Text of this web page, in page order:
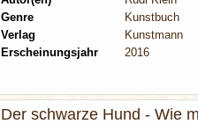
Genre
Kunstbuch
Verlag
Kunstmann
Erscheinungsjahr
2016
Der schwarze Hund - Wie